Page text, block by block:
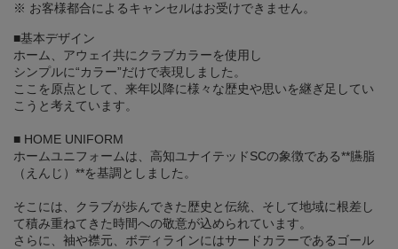
※ お客様都合によるキャンセルはお受けできません。
■基本デザイン
ホーム、アウェイ共にクラブカラーを使用し
シンプルに“カラー”だけで表現しました。
ここを原点として、来年以降に様々な歴史や思いを継ぎ足してい
こうと考えています。
■ HOME UNIFORM
ホームユニフォームは、高知ユナイテッドSCの象徴である**臙脂
（えんじ）**を基調としました。
そこには、クラブが歩んできた歴史と伝統、そして地域に根差し
て積み重ねてきた時間への敬意が込められています。
さらに、袖や襟元、ボディラインにはサードカラーであるゴール